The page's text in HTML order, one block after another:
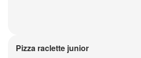
Pizza raclette junior